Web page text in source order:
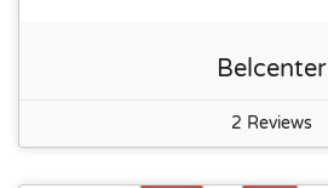
Belcenter
2 Reviews